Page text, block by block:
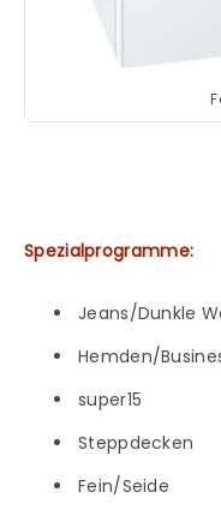
Spezialprogramme:
Jeans/Dunkle
Hemden/
super15
Steppdecken
Fein/Seide